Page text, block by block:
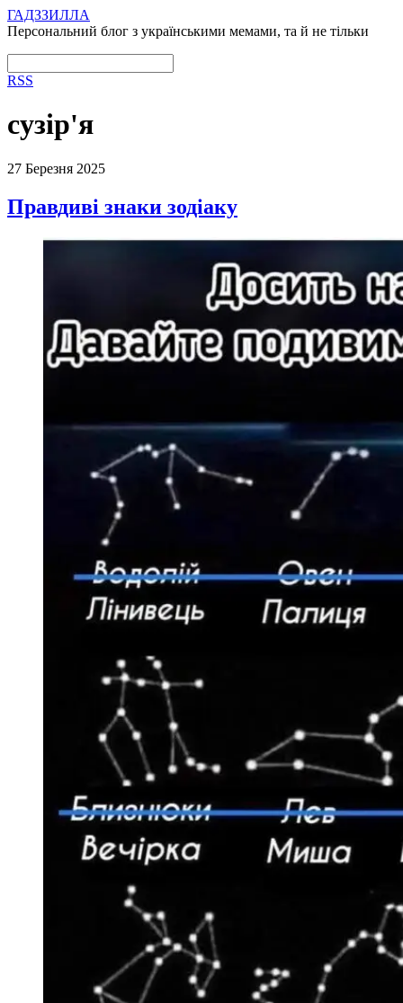
ГАДЗЗИЛЛА
Персональний блог з українськими мемами, та й не тільки
RSS
сузір'я
27 Березня 2025
Правдиві знаки зодіаку